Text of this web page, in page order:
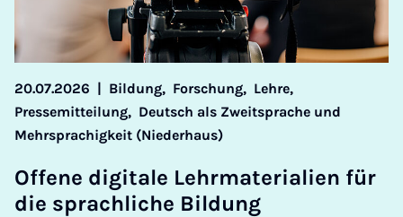
20.07.2026 | Bildung, Forschung, Lehre,
Pressemitteilung, Deutsch als Zweitsprache und
Mehrsprachigkeit (Niederhaus)
Of­fe­ne di­gi­ta­le Lehr­ma­te­ri­a­li­en für
die sprach­li­che Bil­dung